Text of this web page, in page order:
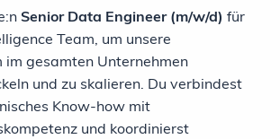
Senior Data Engineer (m/w/d) für
Team, um unsere
gesamten Unternehmen
und zu skalieren. Du verbindest
Know-how mit
und koordinierst